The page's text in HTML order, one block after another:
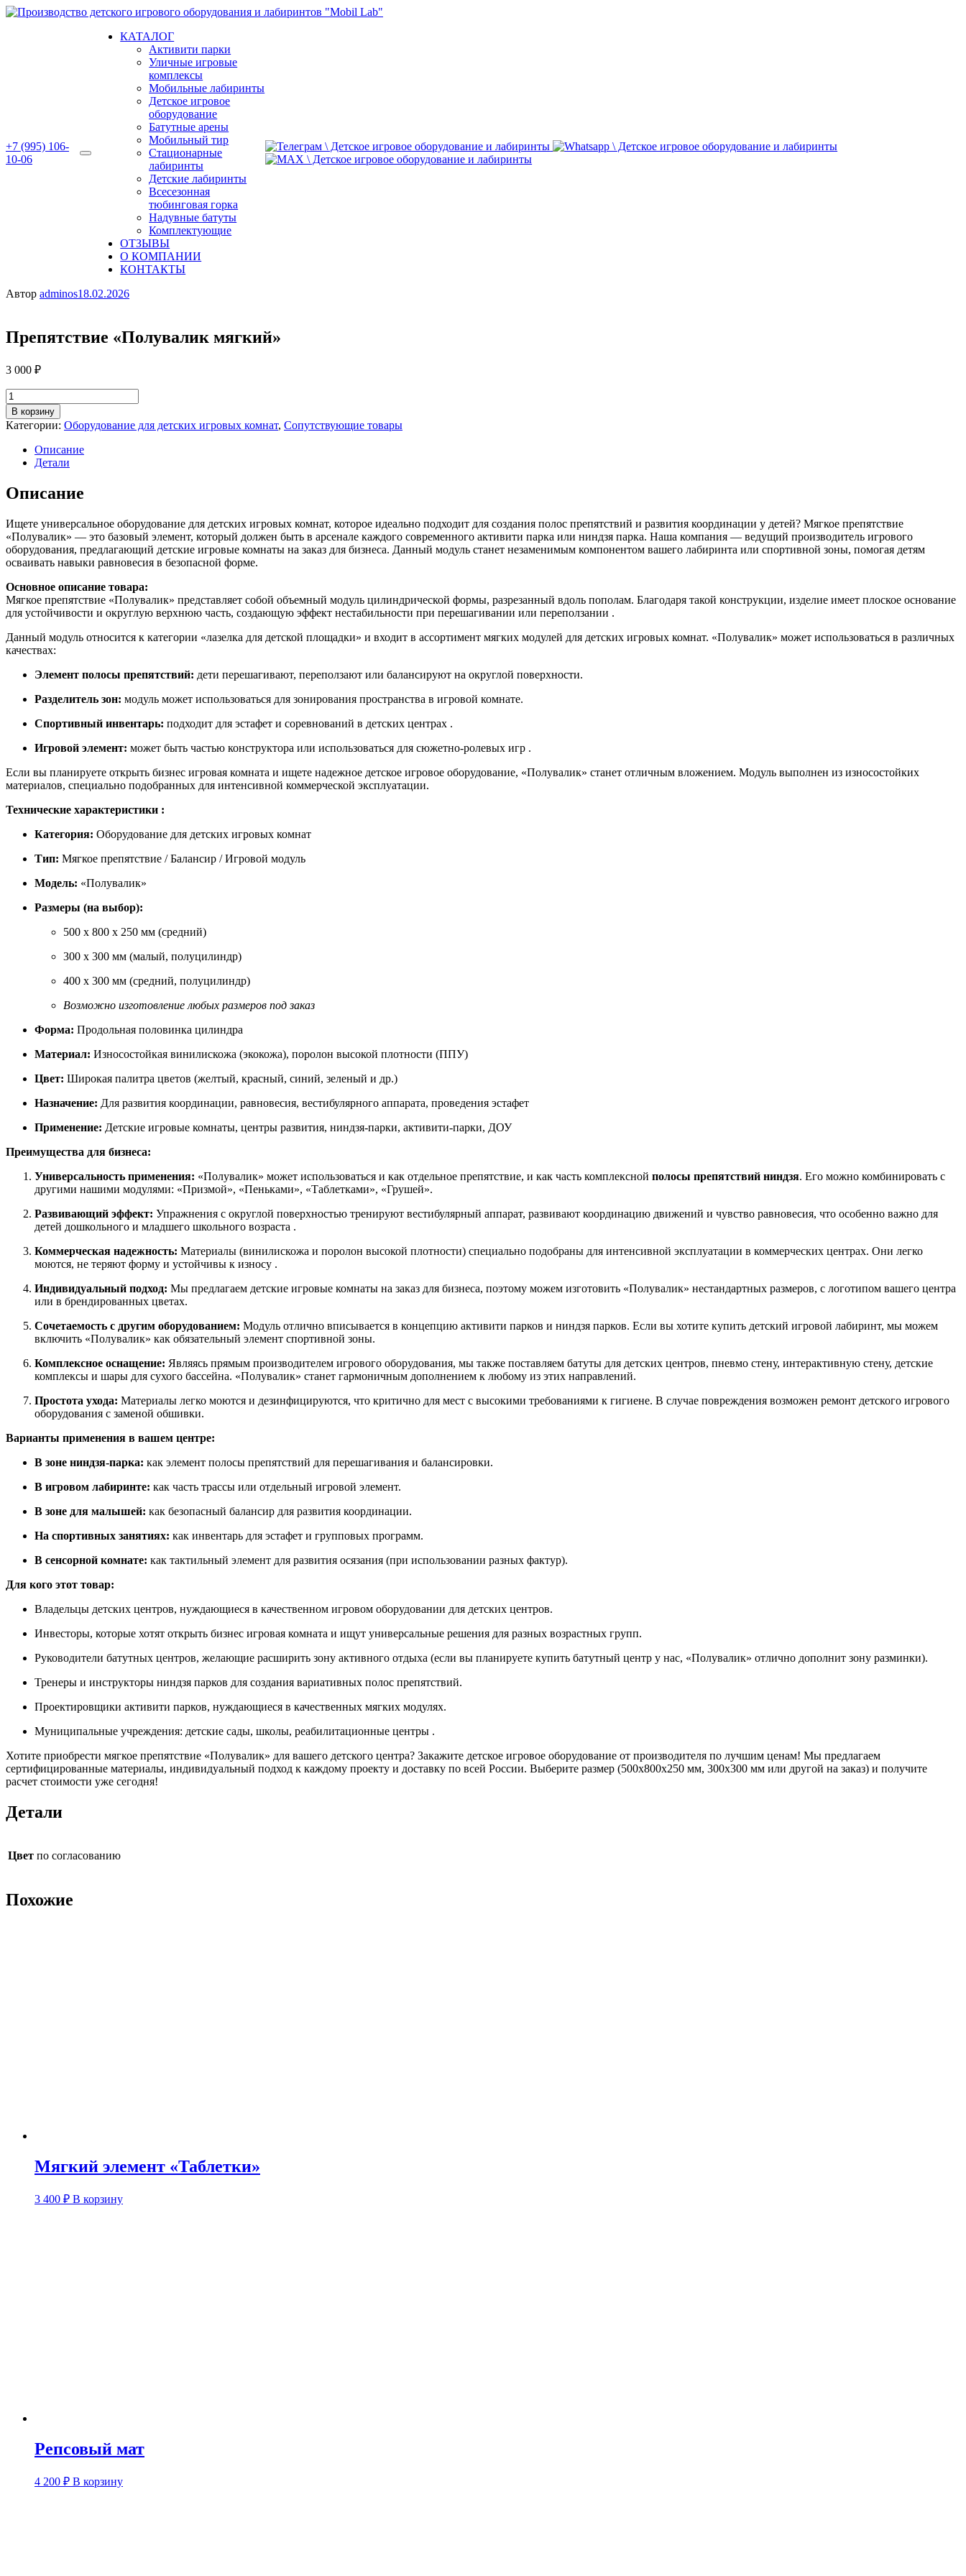
Перейти
+7 (995) 106-
10-06
КАТАЛОГ
Активити парки
Уличные игровые
комплексы
Мобильные лабиринты
Детское игровое
оборудование
Батутные арены
Мобильный тир
Стационарные
лабиринты
Детские лабиринты
Всесезонная
тюбинговая горка
Надувные батуты
Комплектующие
ОТЗЫВЫ
О КОМПАНИИ
КОНТАКТЫ
Автор adminos18.02.2026
Препятствие «Полувалик мягкий»
3 000 ₽
Количество
товара
Препятствие
«Полувалик
мягкий»
В корзину
Категории: Оборудование для детских игровых комнат, Сопутствующие товары
Описание
Детали
Описание
Ищете универсальное оборудование для детских игровых комнат, которое идеально подходит для создания полос препятствий и развития координации у детей? Мягкое препятствие
«Полувалик» — это базовый элемент, который должен быть в арсенале каждого современного активити парка или ниндзя парка. Наша компания — ведущий производитель игрового
оборудования, предлагающий детские игровые комнаты на заказ для бизнеса. Данный модуль станет незаменимым компонентом вашего лабиринта или спортивной зоны, помогая детям
осваивать навыки равновесия в безопасной форме.
Основное описание товара:
Мягкое препятствие «Полувалик» представляет собой объемный модуль цилиндрической формы, разрезанный вдоль пополам. Благодаря такой конструкции, изделие имеет плоское основание
для устойчивости и округлую верхнюю часть, создающую эффект нестабильности при перешагивании или переползании .
Данный модуль относится к категории «лазелка для детской площадки» и входит в ассортимент мягких модулей для детских игровых комнат. «Полувалик» может использоваться в различных
качествах:
Элемент полосы препятствий: дети перешагивают, переползают или балансируют на округлой поверхности.
Разделитель зон: модуль может использоваться для зонирования пространства в игровой комнате.
Спортивный инвентарь: подходит для эстафет и соревнований в детских центрах .
Игровой элемент: может быть частью конструктора или использоваться для сюжетно-ролевых игр .
Если вы планируете открыть бизнес игровая комната и ищете надежное детское игровое оборудование, «Полувалик» станет отличным вложением. Модуль выполнен из износостойких
материалов, специально подобранных для интенсивной коммерческой эксплуатации.
Технические характеристики :
Категория: Оборудование для детских игровых комнат
Тип: Мягкое препятствие / Балансир / Игровой модуль
Модель: «Полувалик»
Размеры (на выбор):
500 х 800 х 250 мм (средний)
300 х 300 мм (малый, полуцилиндр)
400 х 300 мм (средний, полуцилиндр)
Возможно изготовление любых размеров под заказ
Форма: Продольная половинка цилиндра
Материал: Износостойкая винилискожа (экокожа), поролон высокой плотности (ППУ)
Цвет: Широкая палитра цветов (желтый, красный, синий, зеленый и др.)
Назначение: Для развития координации, равновесия, вестибулярного аппарата, проведения эстафет
Применение: Детские игровые комнаты, центры развития, ниндзя-парки, активити-парки, ДОУ
Преимущества для бизнеса:
Универсальность применения: «Полувалик» может использоваться и как отдельное препятствие, и как часть комплексной полосы препятствий ниндзя. Его можно комбинировать с
другими нашими модулями: «Призмой», «Пеньками», «Таблетками», «Грушей».
Развивающий эффект: Упражнения с округлой поверхностью тренируют вестибулярный аппарат, развивают координацию движений и чувство равновесия, что особенно важно для
детей дошкольного и младшего школьного возраста .
Коммерческая надежность: Материалы (винилискожа и поролон высокой плотности) специально подобраны для интенсивной эксплуатации в коммерческих центрах. Они легко
моются, не теряют форму и устойчивы к износу .
Индивидуальный подход: Мы предлагаем детские игровые комнаты на заказ для бизнеса, поэтому можем изготовить «Полувалик» нестандартных размеров, с логотипом вашего центра
или в брендированных цветах.
Сочетаемость с другим оборудованием: Модуль отлично вписывается в концепцию активити парков и ниндзя парков. Если вы хотите купить детский игровой лабиринт, мы можем
включить «Полувалик» как обязательный элемент спортивной зоны.
Комплексное оснащение: Являясь прямым производителем игрового оборудования, мы также поставляем батуты для детских центров, пневмо стену, интерактивную стену, детские
комплексы и шары для сухого бассейна. «Полувалик» станет гармоничным дополнением к любому из этих направлений.
Простота ухода: Материалы легко моются и дезинфицируются, что критично для мест с высокими требованиями к гигиене. В случае повреждения возможен ремонт детского игрового
оборудования с заменой обшивки.
Варианты применения в вашем центре:
В зоне ниндзя-парка: как элемент полосы препятствий для перешагивания и балансировки.
В игровом лабиринте: как часть трассы или отдельный игровой элемент.
В зоне для малышей: как безопасный балансир для развития координации.
На спортивных занятиях: как инвентарь для эстафет и групповых программ.
В сенсорной комнате: как тактильный элемент для развития осязания (при использовании разных фактур).
Для кого этот товар:
Владельцы детских центров, нуждающиеся в качественном игровом оборудовании для детских центров.
Инвесторы, которые хотят открыть бизнес игровая комната и ищут универсальные решения для разных возрастных групп.
Руководители батутных центров, желающие расширить зону активного отдыха (если вы планируете купить батутный центр у нас, «Полувалик» отлично дополнит зону разминки).
Тренеры и инструкторы ниндзя парков для создания вариативных полос препятствий.
Проектировщики активити парков, нуждающиеся в качественных мягких модулях.
Муниципальные учреждения: детские сады, школы, реабилитационные центры .
Хотите приобрести мягкое препятствие «Полувалик» для вашего детского центра? Закажите детское игровое оборудование от производителя по лучшим ценам! Мы предлагаем
сертифицированные материалы, индивидуальный подход к каждому проекту и доставку по всей России. Выберите размер (500х800х250 мм, 300х300 мм или другой на заказ) и получите
расчет стоимости уже сегодня!
Детали
Цвет по согласованию
Похожие
Мягкий элемент «Таблетки»
3 400 ₽ В корзину
Репсовый мат
4 200 ₽ В корзину